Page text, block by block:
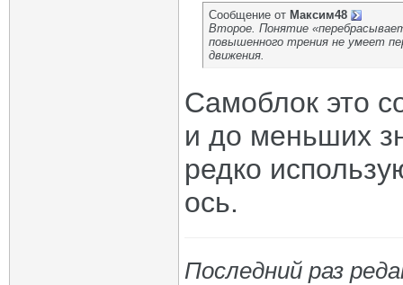
Сообщение от Максим48
Второе. Понятие
повышенного трения не умеет
движения.
Самоблок это
и до меньших
редко
ось.
Последний раз